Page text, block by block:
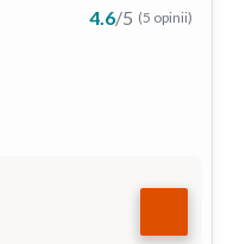
4.6/5 (5 opinii)